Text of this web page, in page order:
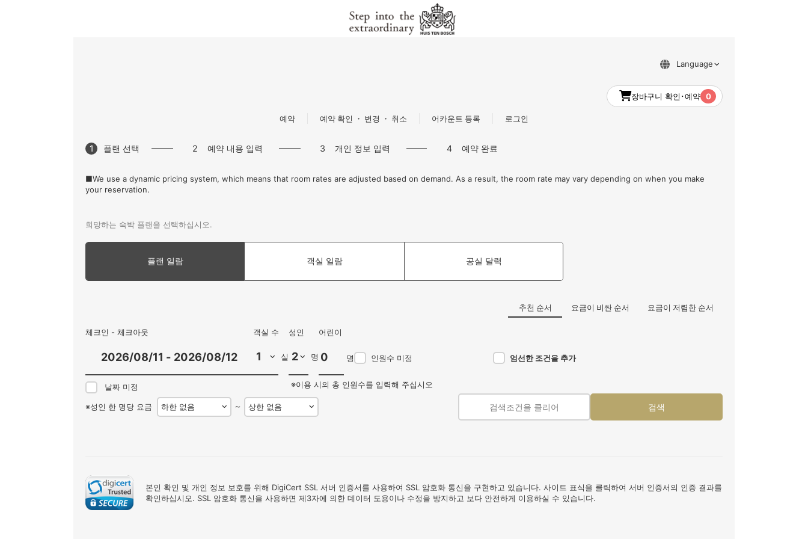
장바구니 확인･예약 0
예약 예약 확인 ・ 변경 ・ 취소 어카운트 등록 로그인
1 플랜 선택 2 예약 내용 입력 3 개인 정보 입력 4 예약 완료
■We use a dynamic pricing system, which means that room rates are adjusted based on demand. As a result, the room rate may vary depending on when you make
your reservation.
희망하는 숙박 플랜을 선택하십시오.
플랜 일람 객실 일람 공실 달력
추천 순서 요금이 비싼 순서 요금이 저렴한 순서
체크인 - 체크아웃
날짜 미정
객실 수
실
성인
명
어린이
명 인원수 미정
※이용 시의 총 인원수를 입력해 주십시오
엄선한 조건을 추가
※성인 한 명당 요금 ～ 검색조건을 클리어 검색
본인 확인 및 개인 정보 보호를 위해 DigiCert SSL 서버 인증서를 사용하여 SSL 암호화 통신을 구현하고 있습니다. 사이트 표식을 클릭하여 서버 인증서의 인증 결과를
확인하십시오. SSL 암호화 통신을 사용하면 제3자에 의한 데이터 도용이나 수정을 방지하고 보다 안전하게 이용하실 수 있습니다.